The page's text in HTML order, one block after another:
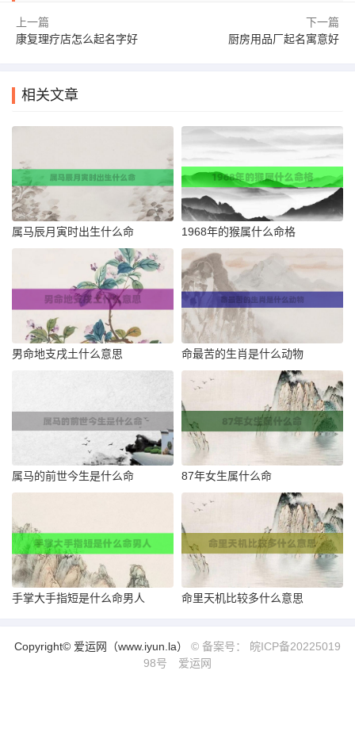
上一篇
康复理疗店怎么起名字好
下一篇
厨房用品厂起名寓意好
相关文章
属马辰月寅时出生什么命 1968年的猴属什么命格
男命地支戌土什么意思 命最苦的生肖是什么动物
属马的前世今生是什么命 87年女生属什么命
手掌大手指短是什么命男人 命里天机比较多什么意思
Copyright© 爱运网（www.iyun.la） © 备案号： 皖ICP备20225019
98号
爱运网